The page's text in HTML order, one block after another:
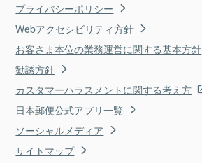
プライバシーポリシー
Webアクセシビリティ方針
お客さま本位の業務運営に関する基本方針
勧誘方針
カスタマーハラスメントに関する考え方
日本郵便公式アプリ一覧
ソーシャルメディア
サイトマップ